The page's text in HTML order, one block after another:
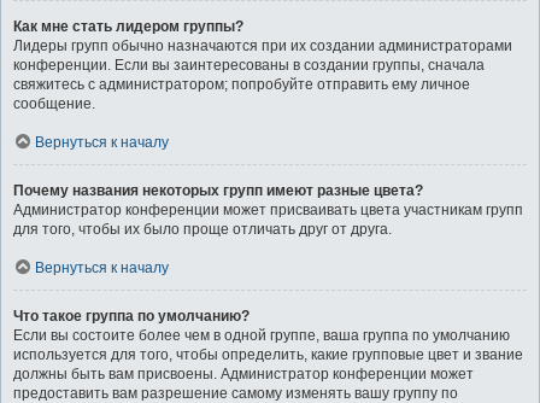
Как мне стать лидером группы?
Лидеры групп обычно назначаются при их создании администраторами
конференции. Если вы заинтересованы в создании группы, сначала
свяжитесь с администратором; попробуйте отправить ему личное
сообщение.
Вернуться к началу
Почему названия некоторых групп имеют разные цвета?
Администратор конференции может присваивать цвета участникам групп
для того, чтобы их было проще отличать друг от друга.
Вернуться к началу
Что такое группа по умолчанию?
Если вы состоите более чем в одной группе, ваша группа по умолчанию
используется для того, чтобы определить, какие групповые цвет и звание
должны быть вам присвоены. Администратор конференции может
предоставить вам разрешение самому изменять вашу группу по